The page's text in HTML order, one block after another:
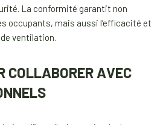
La conformité garantit non
occupants, mais aussi l’efficacité et
ventilation.
COLLABORER AVEC